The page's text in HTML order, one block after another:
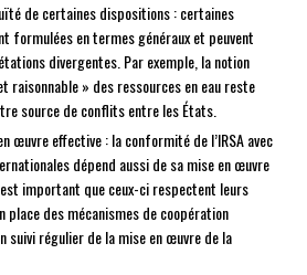
de certaines dispositions : certaines
formulées en termes généraux et peuvent
divergentes. Par exemple, la notion
raisonnable » des ressources en eau reste
source de conflits entre les États.
œuvre effective : la conformité de l’IRSA avec
dépend aussi de sa mise en œuvre
important que ceux-ci respectent leurs
place des mécanismes de coopération
suivi régulier de la mise en œuvre de la